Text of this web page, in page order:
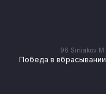
96 Siniakov M.
Победа в вбрасывании